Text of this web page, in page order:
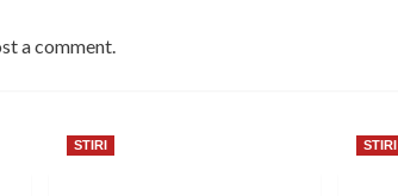
a comment.
STIRI STIRI